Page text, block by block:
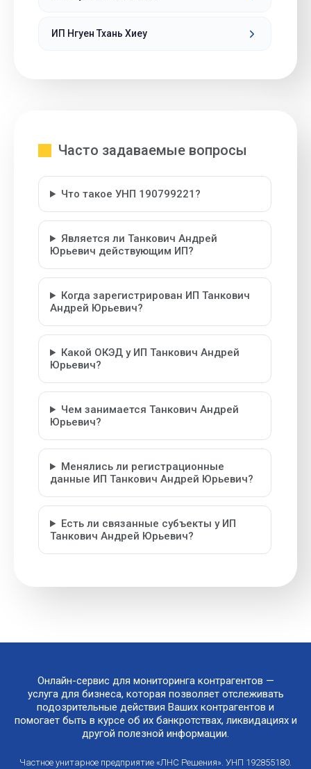
ИП Нгуен Тхань Хиеу
Часто задаваемые вопросы
Что такое УНП 190799221?
Является ли Танкович Андрей
Юрьевич действующим ИП?
Когда зарегистрирован ИП Танкович
Андрей Юрьевич?
Какой ОКЭД у ИП Танкович Андрей
Юрьевич?
Чем занимается Танкович Андрей
Юрьевич?
Менялись ли регистрационные
данные ИП Танкович Андрей Юрьевич?
Есть ли связанные субъекты у ИП
Танкович Андрей Юрьевич?
Онлайн-сервис для мониторинга контрагентов —
услуга для бизнеса, которая позволяет отслеживать
подозрительные действия Ваших контрагентов и
помогает быть в курсе об их банкротствах, ликвидациях и
другой полезной информации.
Частное унитарное предприятие «ЛНС Решения». УНП 192855180.